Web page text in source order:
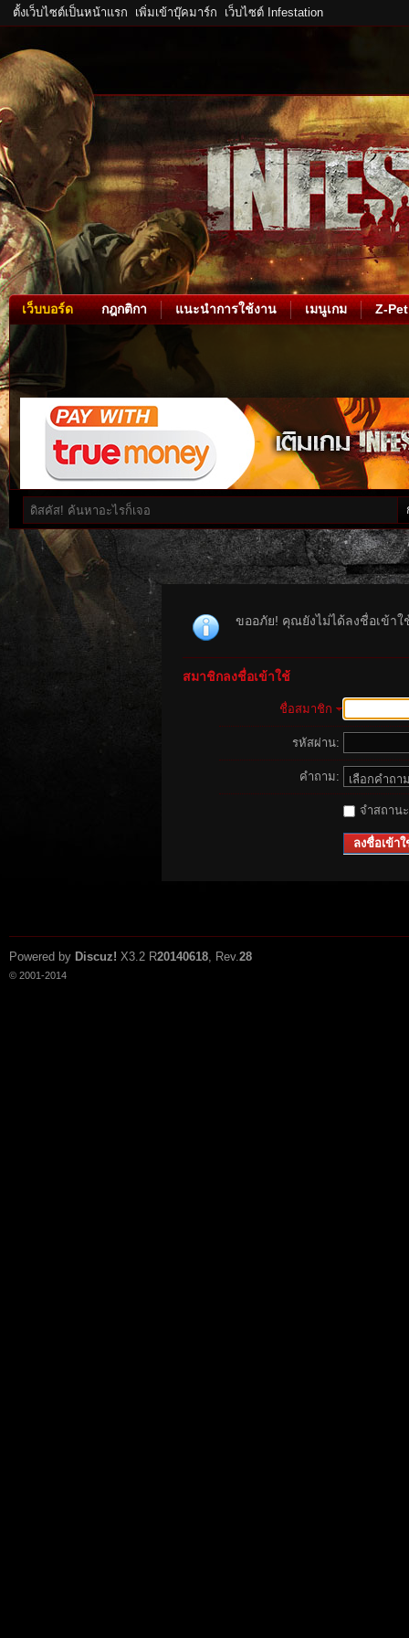
ตั้งเว็บไซต์เป็นหน้าแรก เพิ่มเข้าบุ๊คมาร์ก เว็บไซต์ Infestation
เว็บบอร์ด กฎกติกา แนะนำการใช้งาน เมนูเกม Z-Pet
ขออภัย! คุณยังไม่ได้ลงชื่อเข้า
สมาชิกลงชื่อเข้าใช้
ชื่อสมาชิก
รหัสผ่าน:
คำถาม:
จำสถาน
ลงชื่อเข้าใ
Powered by Discuz! X3.2 R20140618, Rev.28
© 2001-2014